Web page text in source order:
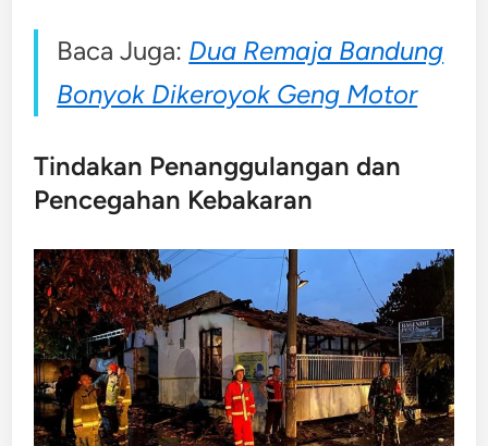
Baca Juga: Dua Remaja Bandung
Bonyok Dikeroyok Geng Motor
Tindakan Penanggulangan dan
Pencegahan Kebakaran